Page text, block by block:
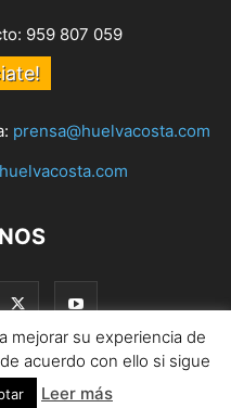
959 807 059
prensa@huelvacosta.com
mejorar su experiencia de
acuerdo con ello si sigue
Leer más